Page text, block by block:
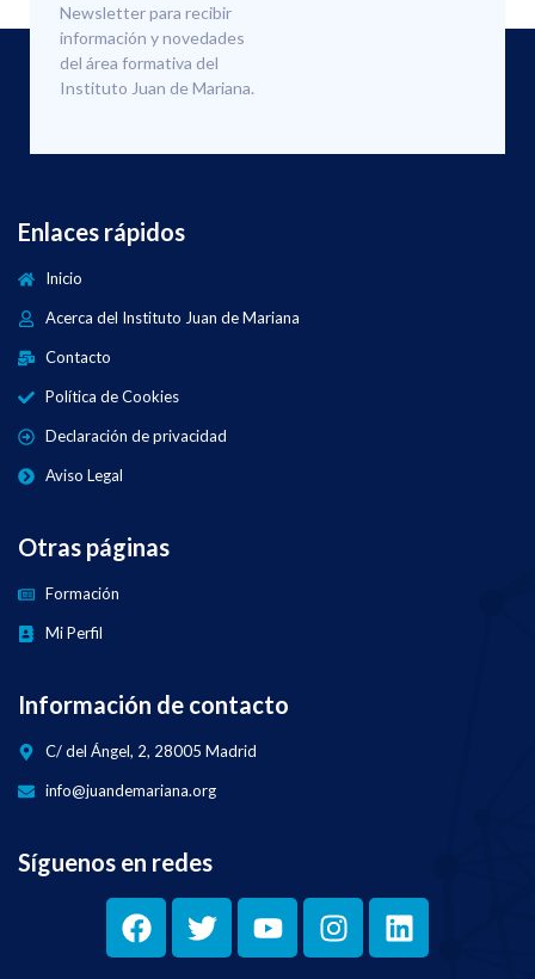
Newsletter para recibir
información y novedades
del área formativa del
Instituto Juan de Mariana.
Enlaces rápidos
Inicio
Acerca del Instituto Juan de Mariana
Contacto
Política de Cookies
Declaración de privacidad
Aviso Legal
Otras páginas
Formación
Mi Perfil
Información de contacto
C/ del Ángel, 2, 28005 Madrid
info@juandemariana.org
Síguenos en redes